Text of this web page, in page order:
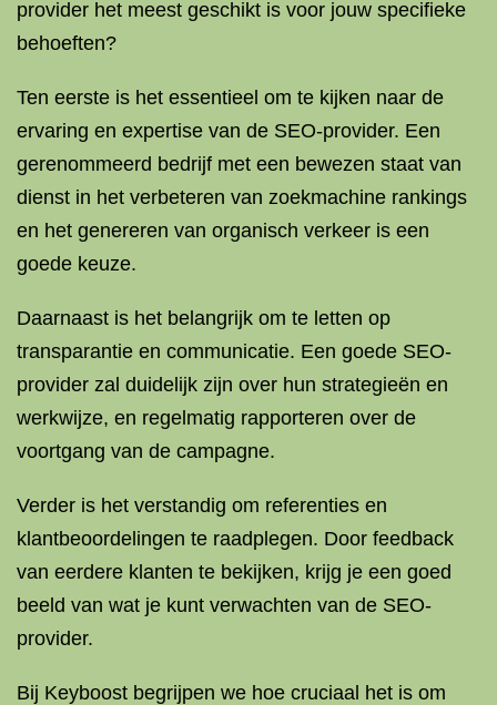
provider het meest geschikt is voor jouw specifieke
behoeften?
Ten eerste is het essentieel om te kijken naar de
ervaring en expertise van de SEO-provider. Een
gerenommeerd bedrijf met een bewezen staat van
dienst in het verbeteren van zoekmachine rankings
en het genereren van organisch verkeer is een
goede keuze.
Daarnaast is het belangrijk om te letten op
transparantie en communicatie. Een goede SEO-
provider zal duidelijk zijn over hun strategieën en
werkwijze, en regelmatig rapporteren over de
voortgang van de campagne.
Verder is het verstandig om referenties en
klantbeoordelingen te raadplegen. Door feedback
van eerdere klanten te bekijken, krijg je een goed
beeld van wat je kunt verwachten van de SEO-
provider.
Bij Keyboost begrijpen we hoe cruciaal het is om